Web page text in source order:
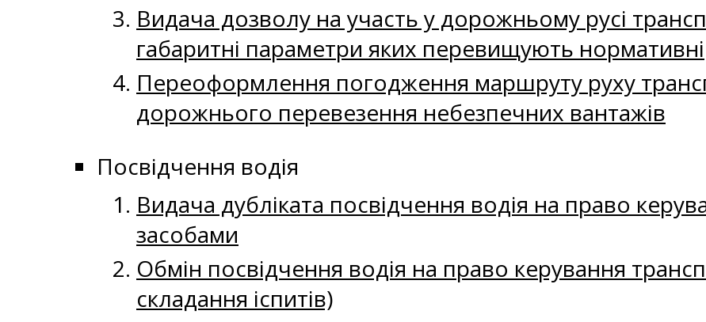
Видача дозволу на участь у дорожньому русі
габаритні параметри яких перевищують нормативні
Переоформлення погодження маршруту руху
дорожнього перевезення небезпечних вантажів
Посвідчення водія
Видача дубліката посвідчення водія на право
засобами
Обмін посвідчення водія на право керування
складання іспитів)